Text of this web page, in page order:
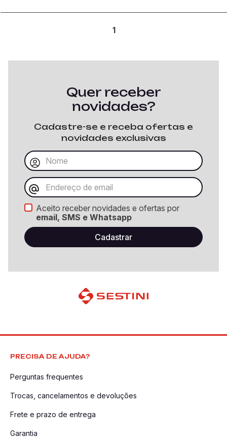
1
Quer receber
novidades?
Cadastre-se e receba ofertas e
novidades exclusivas
Aceito receber novidades e ofertas por
email, SMS e Whatsapp
PRECISA DE AJUDA?
Perguntas frequentes
Trocas, cancelamentos e devoluções
Frete e prazo de entrega
Garantia